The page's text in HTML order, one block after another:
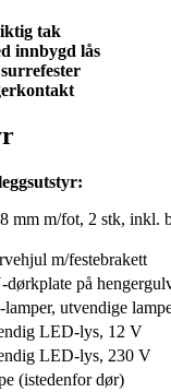
tak
innbygd lås
mm m/fot, 2 stk, inkl.
m/festebrakett
på
utvendige
LED-lys, 12 V
LED-lys, 230 V
(istedenfor dør)